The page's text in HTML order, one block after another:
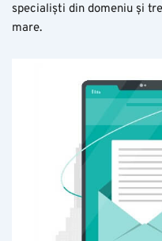
specialiști din domeniu și
mare.